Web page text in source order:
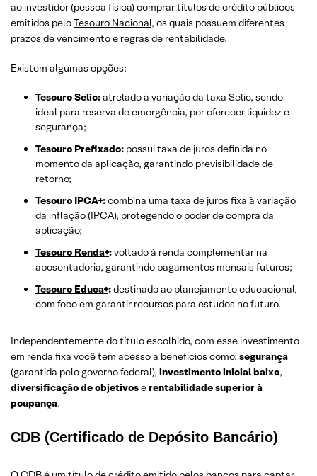
ao investidor (pessoa física) comprar títulos de crédito públicos
emitidos peloTesouro Nacional, os quais possuem diferentes
prazos de vencimento e regras de rentabilidade.
Existem algumas opções:
Tesouro Selic:atrelado à variação da taxa Selic, sendo
ideal para reserva de emergência, por oferecer liquidez e
segurança;
Tesouro Prefixado: possui taxa de juros definida no
momento da aplicação, garantindo previsibilidade de
retorno;
Tesouro IPCA+:combina uma taxa de juros fixa à variação
da inflação (IPCA), protegendo o poder de compra da
aplicação;
Tesouro Renda+:voltado à renda complementar na
aposentadoria, garantindo pagamentos mensais futuros;
Tesouro Educa+:destinado ao planejamento educacional,
com foco em garantir recursos para estudos no futuro.
Independentemente do título escolhido, com esse investimento
em renda fixa você tem acesso a benefícios como: segurança
(garantida pelo governo federal), investimento inicial baixo,
diversificação de objetivoserentabilidade superior à
poupança.
CDB (Certificado de Depósito Bancário)